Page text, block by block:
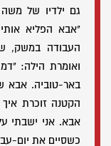
גם ילדיו של
"אבא הפליא
העבודה במשק,
ואומרת הילה:
באר-טוביה. אבא
הקטנה זוכרת
אבא. אני ישבתי
כשסיים את יום-